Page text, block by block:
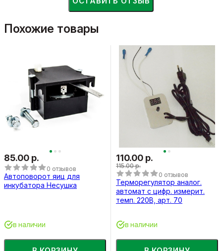
Похожие товары
85.00 р.
0 отзывов
Автоповорот яиц для
инкубатора Несушка
в наличии
110.00 р.
115.00 р.
0 отзывов
Терморегулятор аналог.
автомат с цифр. измерит.
темп. 220В, арт. 70
в наличии